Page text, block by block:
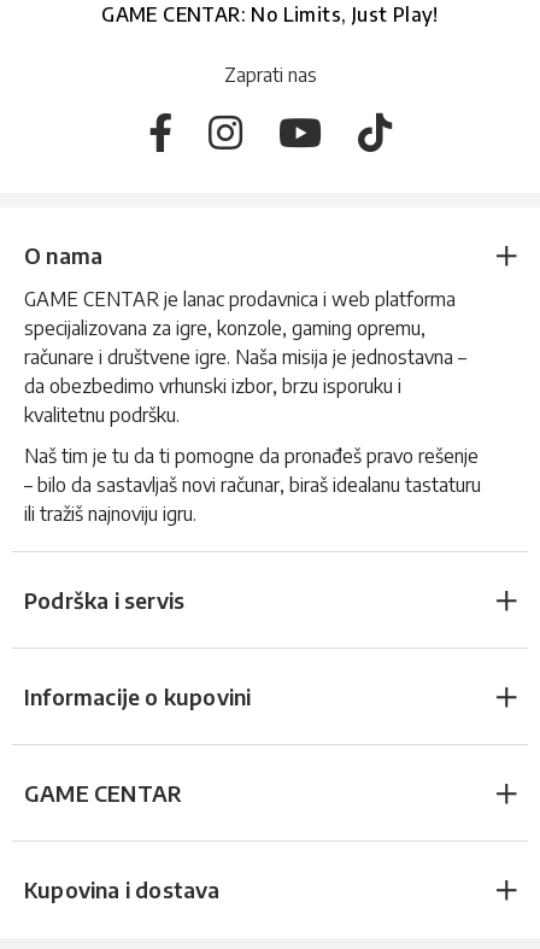
GAME CENTAR: No Limits, Just Play!
Zaprati nas
O nama
GAME CENTAR je lanac prodavnica i web platforma
specijalizovana za igre, konzole, gaming opremu,
računare i društvene igre. Naša misija je jednostavna –
da obezbedimo vrhunski izbor, brzu isporuku i
kvalitetnu podršku.
Naš tim je tu da ti pomogne da pronađeš pravo rešenje
– bilo da sastavljaš novi računar, biraš idealanu tastaturu
ili tražiš najnoviju igru.
Podrška i servis
Informacije o kupovini
GAME CENTAR
Kupovina i dostava